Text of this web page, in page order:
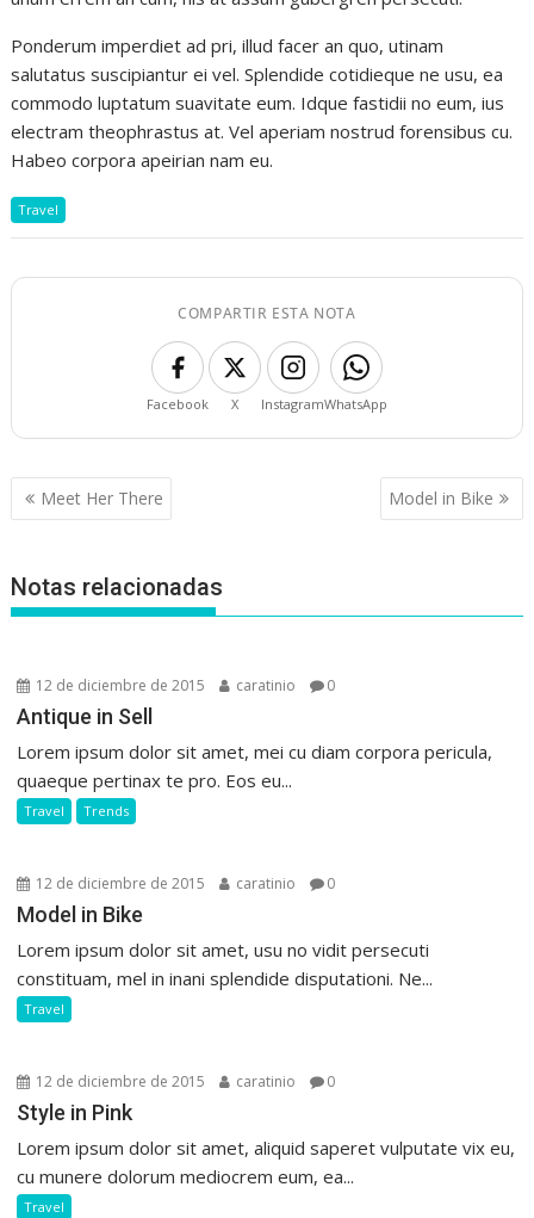
Ponderum imperdiet ad pri, illud facer an quo, utinam
salutatus suscipiantur ei vel. Splendide cotidieque ne usu, ea
commodo luptatum suavitate eum. Idque fastidii no eum, ius
electram theophrastus at. Vel aperiam nostrud forensibus cu.
Habeo corpora apeirian nam eu.
Travel
COMPARTIR ESTA NOTA
Facebook X InstagramWhatsApp
Navegación
de
Meet Her There Model in Bike
Notas relacionadas
12 de diciembre de 2015 caratinio 0
Antique in Sell
Lorem ipsum dolor sit amet, mei cu diam corpora pericula,
quaeque pertinax te pro. Eos eu...
Travel Trends
12 de diciembre de 2015 caratinio 0
Model in Bike
Lorem ipsum dolor sit amet, usu no vidit persecuti
constituam, mel in inani splendide disputationi. Ne...
Travel
12 de diciembre de 2015 caratinio 0
Style in Pink
Lorem ipsum dolor sit amet, aliquid saperet vulputate vix eu,
cu munere dolorum mediocrem eum, ea...
Travel